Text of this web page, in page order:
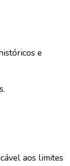
e
aos limites